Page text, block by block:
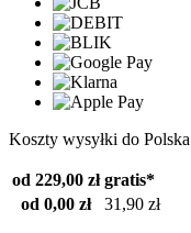
Koszty wysyłki do Polska
od 229,00 zł gratis*
od 0,00 zł
31,90 zł